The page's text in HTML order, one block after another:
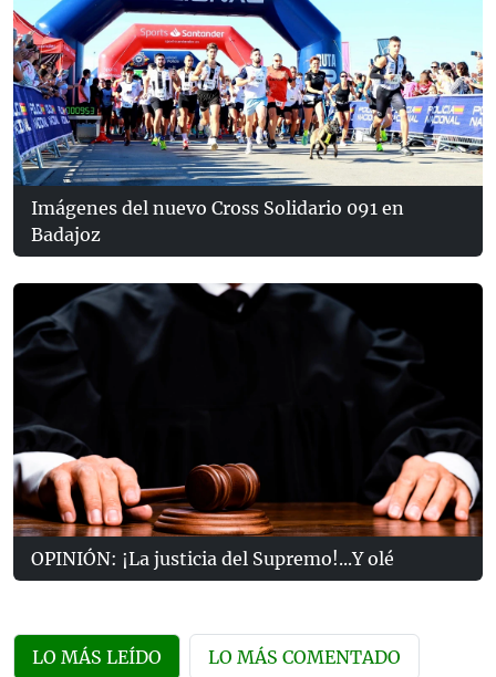
Imágenes del nuevo Cross Solidario 091 en
Badajoz
OPINIÓN: ¡La justicia del Supremo!...Y olé
LO MÁS LEÍDO LO MÁS COMENTADO